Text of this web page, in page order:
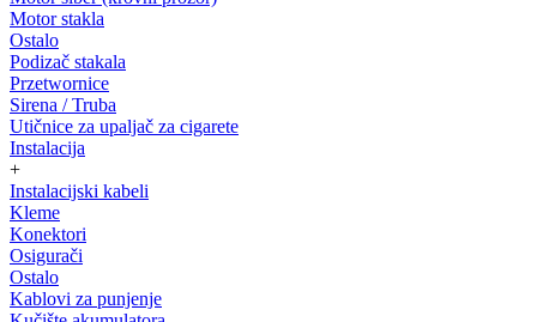
Motor stakla
Ostalo
Podizač stakala
Przetwornice
Sirena / Truba
Utičnice za upaljač za cigarete
Instalacija
+
Instalacijski kabeli
Kleme
Konektori
Osigurači
Ostalo
Kablovi za punjenje